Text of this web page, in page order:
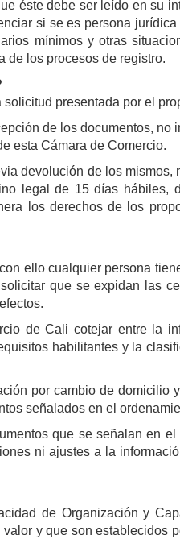
éste debe ser leído en su
si se es persona
mínimos y otras
de los procesos de registro.
presentada por el
de los documentos,
esta Cámara de Comercio.
devolución de los
legal de 15 días hábiles,
los derechos de los
ello cualquier persona
que se expidan las
de Cali cotejar entre la
habilitantes y la
por cambio de domicilio
señalados en el
que se señalan en
ni ajustes a la
de Organización y
y que son establecidos